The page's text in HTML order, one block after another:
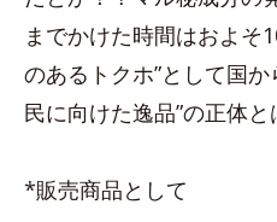
までかけた時間はおよそ
のあるトクホ”として国
民に向けた逸品”の正体
*販売商品として